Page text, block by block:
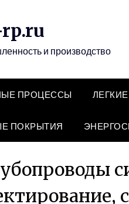
и производство
ПРОЦЕССЫ
ПОКРЫТИЯ